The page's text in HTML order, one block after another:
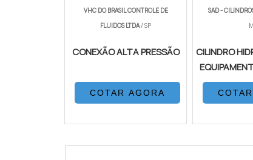
VHC DO BRASIL CONTROLE DE
FLUIDOS LTDA/ SP
CONEXÃO ALTA PRESSÃO
COTAR AGORA
SAD -
CILINDRO